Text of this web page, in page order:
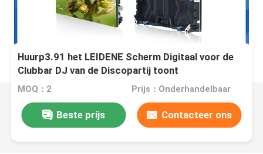
Huurp3.91 het LEIDENE Scherm Digitaal voor de
Clubbar DJ van de Discopartij toont
Stadiumverlichting
MOQ：2 Prijs：Onderhandelbaar
Beste prijs Contacteer ons